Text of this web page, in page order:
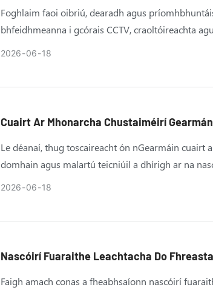
Foghlaim faoi oibriú, dearadh agus
bhfeidhmeanna i gcórais CCTV, craoltóireachta
2026 06 18
Cuairt Ar Mhonarcha Chustaiméirí
Le déanaí, thug toscaireacht ón nGearmáin cuairt
domhain agus malartú teicniúil a dhírigh ar na
Sraith-M. Áiríodh leis an gcuairt athbhreithniú
anseo i margadh na nascóirí tionsclaíocha.
2026 06 18
Nascóirí Fuaraithe Leachtacha Do
Faigh amach conas a fheabhsaíonn nascóirí